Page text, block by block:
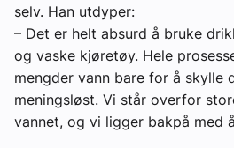
selv. Han utdyper:
– Det er helt absurd å bruke
og vaske kjøretøy. Hele
mengder vann bare for å skylle
meningsløst. Vi står overfor
vannet, og vi ligger bakpå med